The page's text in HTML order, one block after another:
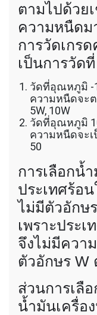
ตามไปด้วย
ความหนืดม
การวัดเกร
เป็นการวัด
วัดที่อุณหภูมิ -
ความหนืดจะต
5W, 10W
วัดที่อุณหภูมิ
ความหนืดจะเ
50
การเลือกน้
ประเทศร้อ
ไม่มีตัวอักษ
เพราะประ
จึงไม่มีควา
ตัวอักษร W
ส่วนการเลื
น้ำมันเครื่อ